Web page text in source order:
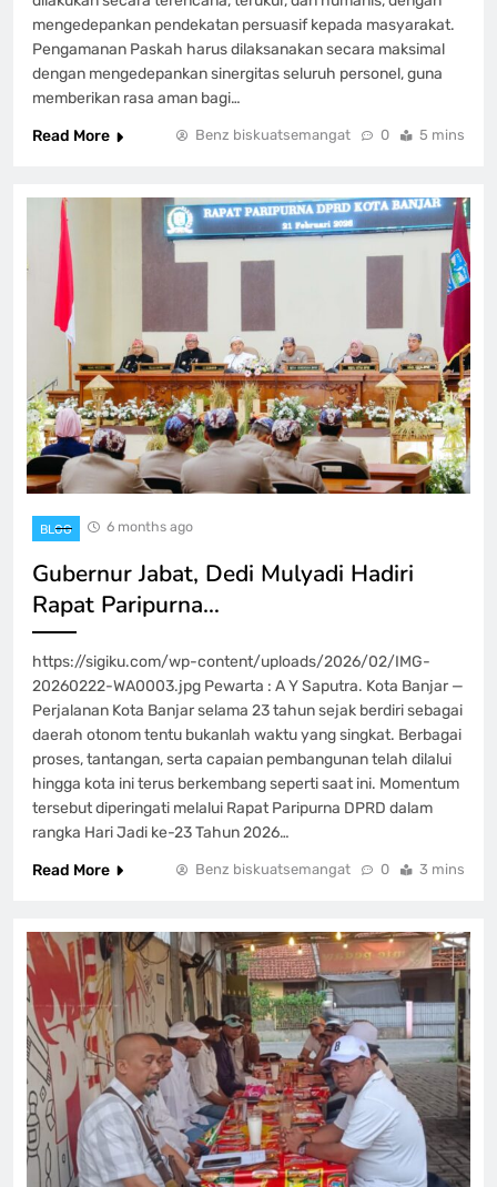
mengedepankan pendekatan persuasif kepada masyarakat.
Pengamanan Paskah harus dilaksanakan secara maksimal
dengan mengedepankan sinergitas seluruh personel, guna
memberikan rasa aman bagi…
Read More
Benz biskuatsemangat 0 5 mins
BLOG 6 months ago
Gubernur Jabat, Dedi Mulyadi Hadiri
Rapat Paripurna…
https://sigiku.com/wp-content/uploads/2026/02/IMG-
20260222-WA0003.jpg Pewarta : A Y Saputra. Kota Banjar —
Perjalanan Kota Banjar selama 23 tahun sejak berdiri sebagai
daerah otonom tentu bukanlah waktu yang singkat. Berbagai
proses, tantangan, serta capaian pembangunan telah dilalui
hingga kota ini terus berkembang seperti saat ini. Momentum
tersebut diperingati melalui Rapat Paripurna DPRD dalam
rangka Hari Jadi ke-23 Tahun 2026…
Read More
Benz biskuatsemangat 0 3 mins